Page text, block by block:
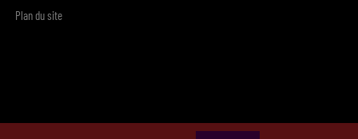
Plan du site